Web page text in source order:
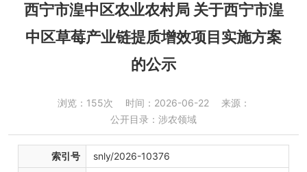
西宁市湟中区农业农村局 关于西宁市湟
中区草莓产业链提质增效项目实施方案
的公示
浏览：155次 时间：2026-06-22
来源：
公开目录：涉农领域
索引号
snly/2026-10376